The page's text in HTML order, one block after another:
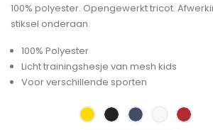
100% polyester. Opengewerkt tricot.
stiksel onderaan.
100% Polyester
Licht trainingshesje van mesh kids
Voor verschillende sporten